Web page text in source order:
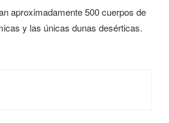
aproximadamente 500 cuerpos de
y las únicas dunas desérticas.